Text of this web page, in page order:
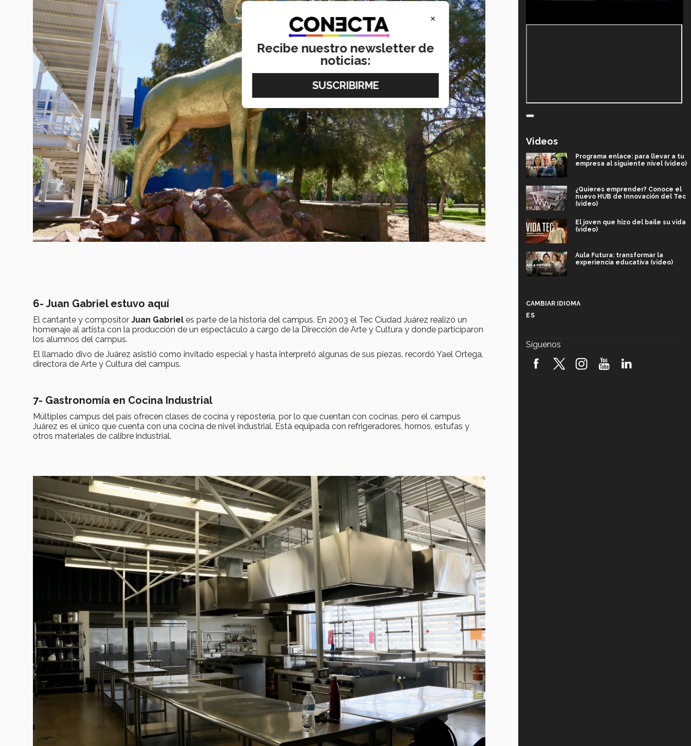
6- Juan Gabriel estuvo aquí
El cantante y compositor Juan Gabriel es parte de la historia del campus. En 2003 el Tec Ciudad Juárez realizó un
homenaje al artista con la producción de un espectáculo a cargo de la Dirección de Arte y Cultura y donde participaron
los alumnos del campus.
El llamado divo de Juárez asistió como invitado especial y hasta interpretó algunas de sus piezas, recordó Yael Ortega,
directora de Arte y Cultura del campus.
7- Gastronomía en Cocina Industrial
Múltiples campus del país ofrecen clases de cocina y repostería, por lo que cuentan con cocinas, pero el campus
Juárez es el único que cuenta con una cocina de nivel industrial. Está equipada con refrigeradores, hornos, estufas y
otros materiales de calibre industrial.
Videos
Programa enlace: para llevar a tu
empresa al siguiente nivel (video)
¿Quieres emprender? Conoce el
nuevo HUB de Innovación del Tec
(video)
El joven que hizo del baile su vida
(video)
Aula Futura: transformar la
experiencia educativa (video)
robótica FIRST 2026! (video)
CAMBIAR IDIOMA
ES
Síguenos
×
Recibe nuestro newsletter de
noticias: